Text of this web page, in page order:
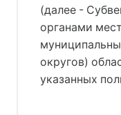
(далее -
органами
округов)
указанных